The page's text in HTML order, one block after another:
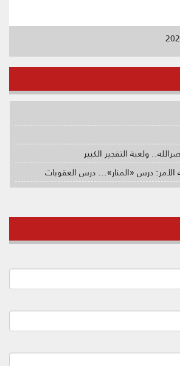
ولعبة التفجير الكبير
درس «المنار»... درس العقوبات